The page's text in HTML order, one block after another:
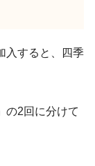
入すると、四季
の2回に分けて